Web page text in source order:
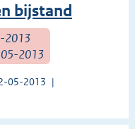
bijstand
2013
05-2013
05-2013